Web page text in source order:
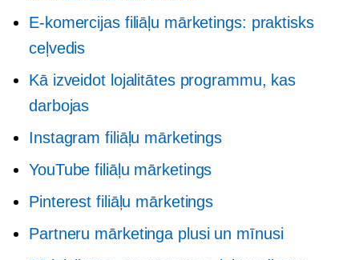
E-komercijas filiāļu mārketings: praktisks
ceļvedis
Kā izveidot lojalitātes programmu, kas
darbojas
Instagram filiāļu mārketings
YouTube filiāļu mārketings
Pinterest filiāļu mārketings
Partneru mārketinga plusi un mīnusi